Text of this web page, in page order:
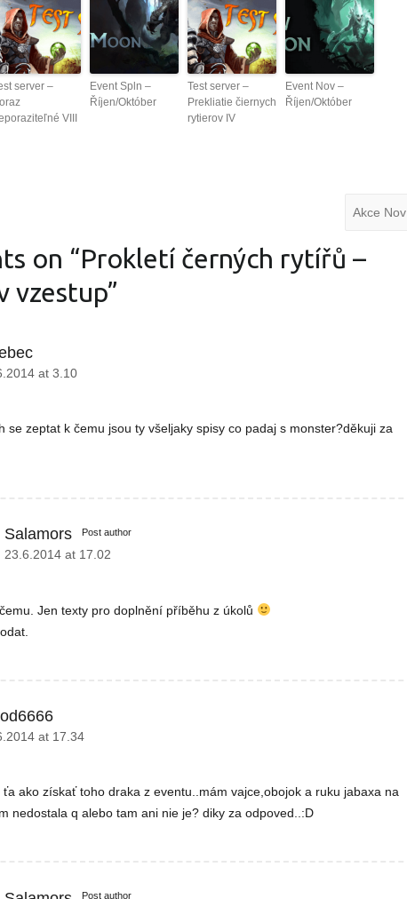
server –
VIII
Event Spln –
Říjen/Október
Test server –
Prekliatie čiernych
rytierov IV
Event Nov –
Říjen/Október
Akce Nov
on “Prokletí černých rytířů –
vzestup”
at 3.10
se zeptat k čemu jsou ty všeljaky spisy co padaj s monster?děkuji za
Salamors Post author
23.6.2014 at 17.02
Jen texty pro doplnění příběhu z úkolů
at 17.34
ťa ako získať toho draka z eventu..mám vajce,obojok a ruku jabaxa na
nedostala q alebo tam ani nie je? diky za odpoved..:D
Post author